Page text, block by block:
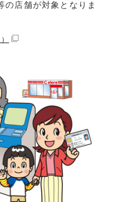
の店舗が対象となりま